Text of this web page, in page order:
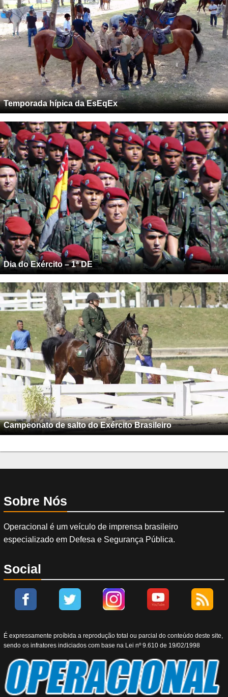
Temporada hípica da EsEqEx
Dia do Exército – 1ª DE
Campeonato de salto do Exército Brasileiro
Sobre Nós
Operacional é um veículo de imprensa brasileiro
especializado em Defesa e Segurança Pública.
Social
É expressamente proíbida a reprodução total ou parcial do conteúdo deste site,
sendo os infratores indiciados com base na Lei nº 9.610 de 19/02/1998